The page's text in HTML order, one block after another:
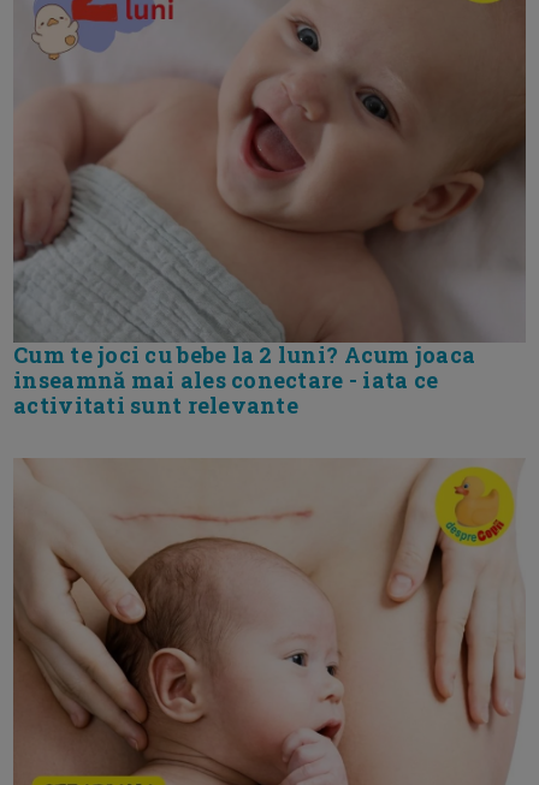
Cum te joci cu bebe la 2 luni? Acum joaca
inseamnă mai ales conectare - iata ce
activitati sunt relevante